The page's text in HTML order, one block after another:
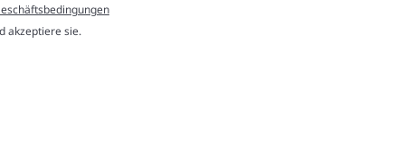
akzeptiere sie.